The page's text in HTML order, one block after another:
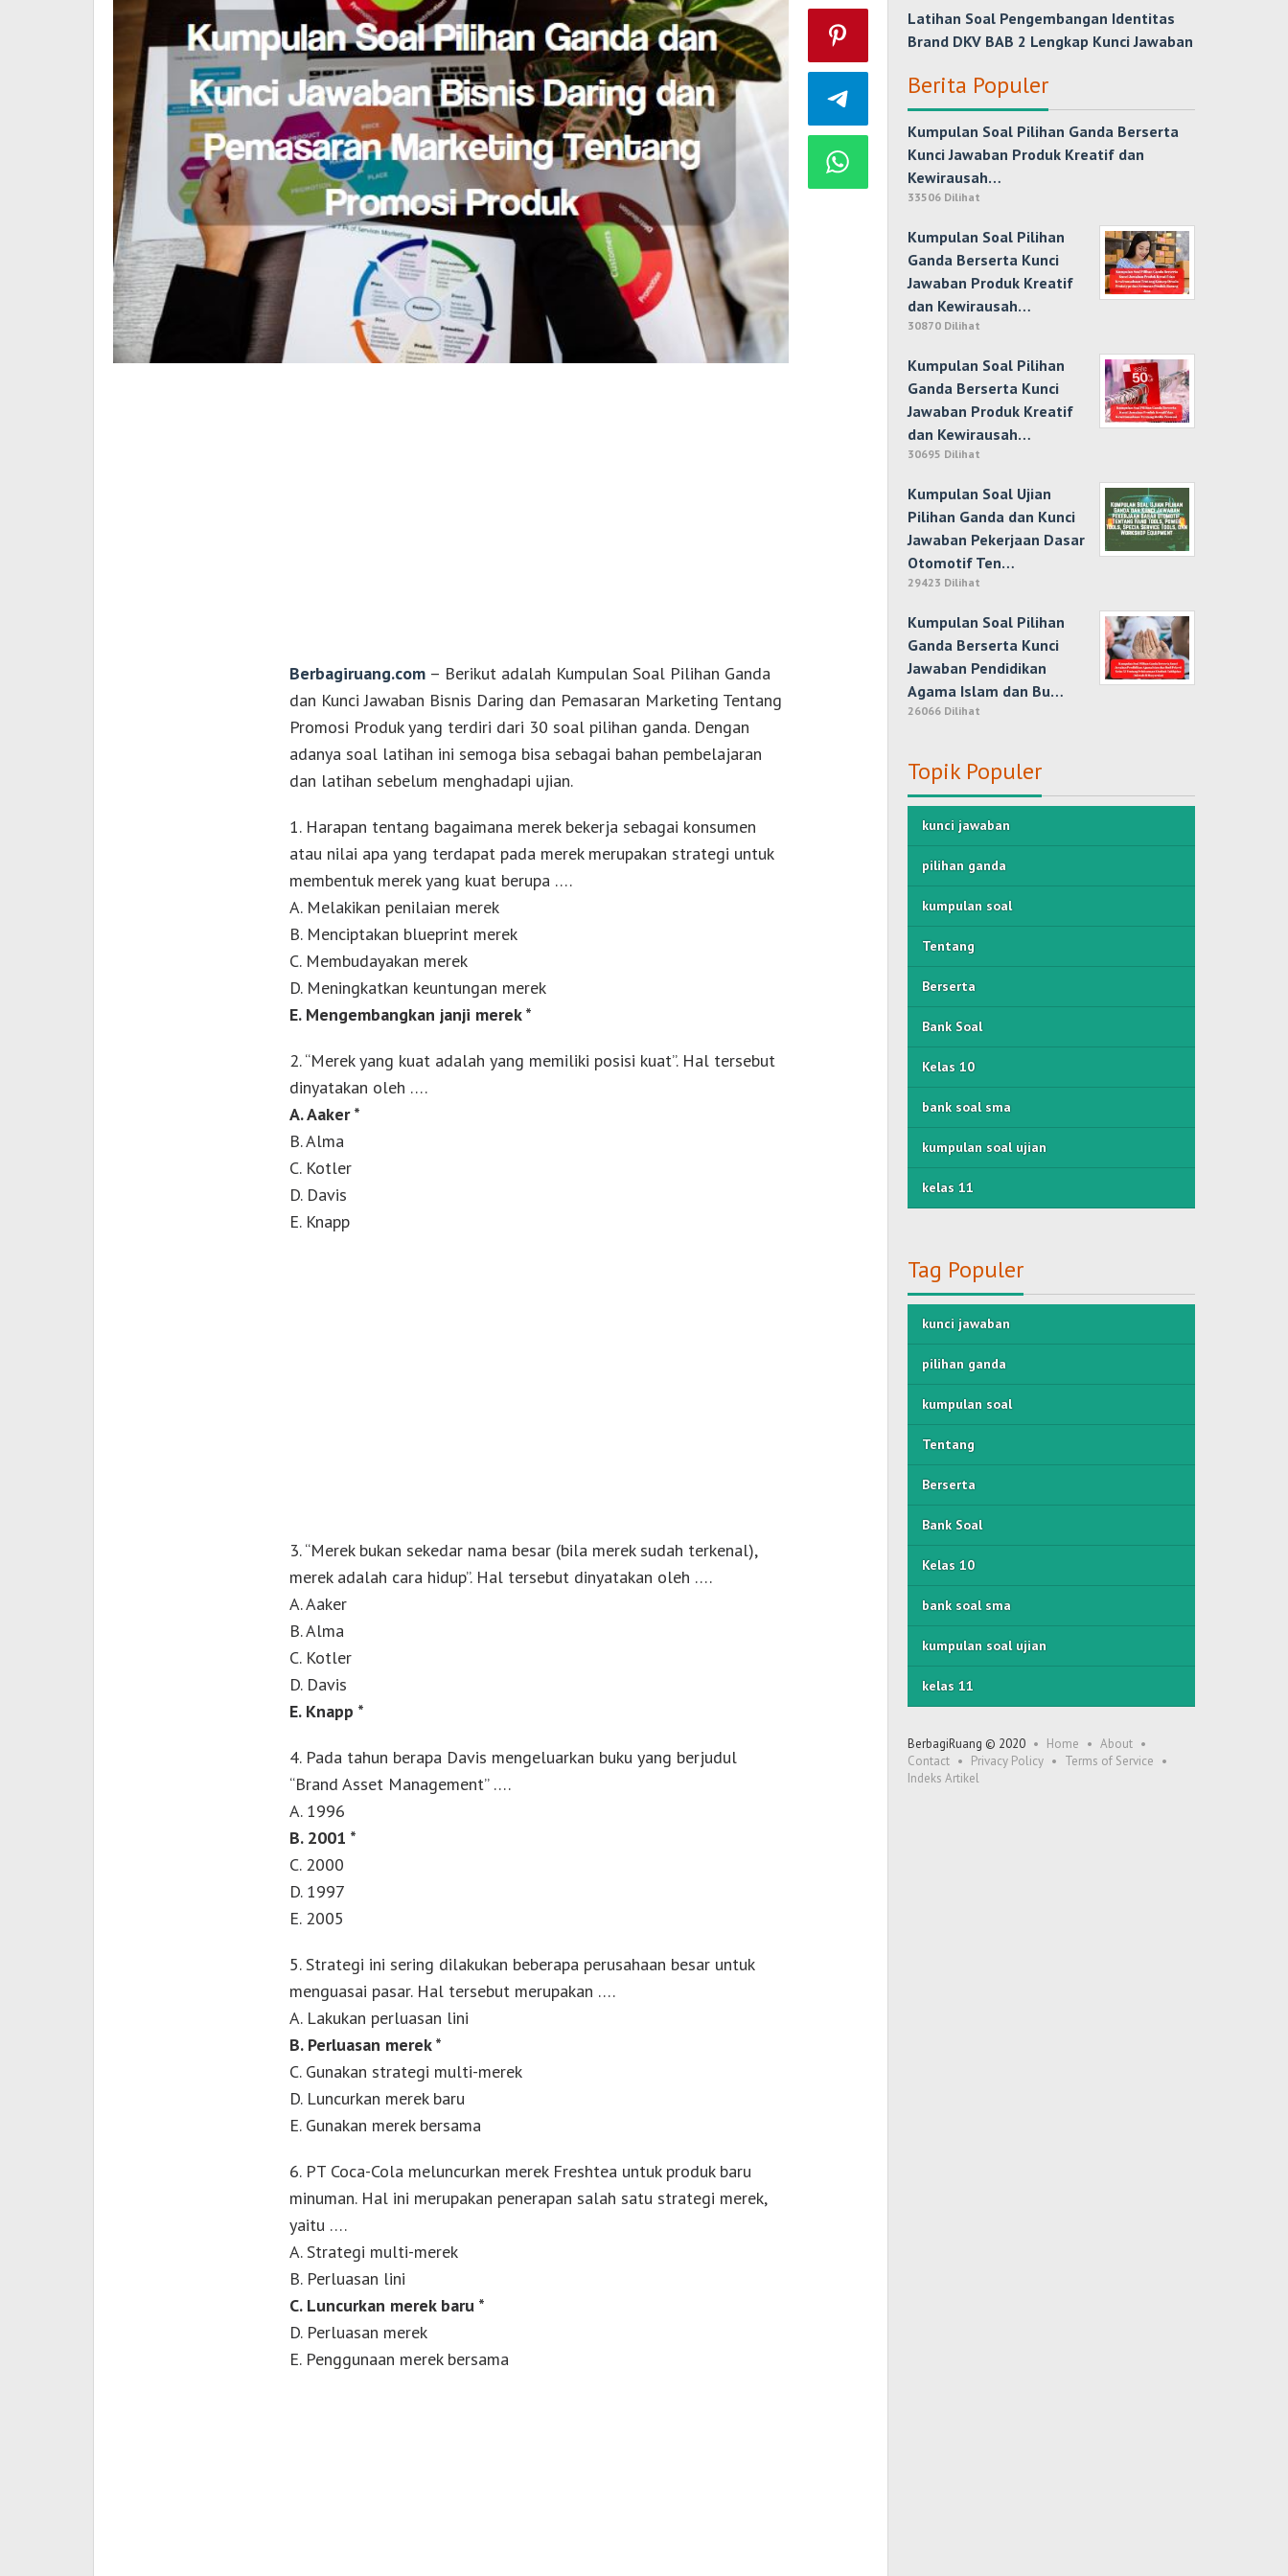
Berbagiruang.com– Berikut adalah Kumpulan Soal Pilihan Ganda
dan Kunci Jawaban Bisnis Daring dan Pemasaran Marketing Tentang
Promosi Produk yang terdiri dari 30 soal pilihan ganda. Dengan
adanya soal latihan ini semoga bisa sebagai bahan pembelajaran
dan latihan sebelum menghadapi ujian.
1. Harapan tentang bagaimana merek bekerja sebagai konsumen
atau nilai apa yang terdapat pada merek merupakan strategi untuk
membentuk merek yang kuat berupa ….
A. Melakikan penilaian merek
B. Menciptakan blueprint merek
C. Membudayakan merek
D. Meningkatkan keuntungan merek
E. Mengembangkan janji merek *
2. “Merek yang kuat adalah yang memiliki posisi kuat”. Hal tersebut
dinyatakan oleh ….
A. Aaker *
B. Alma
C. Kotler
D. Davis
E. Knapp
3. “Merek bukan sekedar nama besar (bila merek sudah terkenal),
merek adalah cara hidup”. Hal tersebut dinyatakan oleh ….
A. Aaker
B. Alma
C. Kotler
D. Davis
E. Knapp *
4. Pada tahun berapa Davis mengeluarkan buku yang berjudul
“Brand Asset Management” ….
A. 1996
B. 2001 *
C. 2000
D. 1997
E. 2005
5. Strategi ini sering dilakukan beberapa perusahaan besar untuk
menguasai pasar. Hal tersebut merupakan ….
A. Lakukan perluasan lini
B. Perluasan merek *
C. Gunakan strategi multi-merek
D. Luncurkan merek baru
E. Gunakan merek bersama
6. PT Coca-Cola meluncurkan merek Freshtea untuk produk baru
minuman. Hal ini merupakan penerapan salah satu strategi merek,
yaitu ….
A. Strategi multi-merek
B. Perluasan lini
C. Luncurkan merek baru *
D. Perluasan merek
E. Penggunaan merek bersama
Latihan Soal Pengembangan Identitas
Brand DKV BAB 2 Lengkap Kunci Jawaban
Berita Populer
Kumpulan Soal Pilihan Ganda Berserta
Kunci Jawaban Produk Kreatif dan
Kewirausah…
33506 Dilihat
Kumpulan Soal Pilihan
Ganda Berserta Kunci
Jawaban Produk Kreatif
dan Kewirausah…
30870 Dilihat
Kumpulan Soal Pilihan
Ganda Berserta Kunci
Jawaban Produk Kreatif
dan Kewirausah…
30695 Dilihat
Kumpulan Soal Ujian
Pilihan Ganda dan Kunci
Jawaban Pekerjaan Dasar
Otomotif Ten…
29423 Dilihat
Kumpulan Soal Pilihan
Ganda Berserta Kunci
Jawaban Pendidikan
Agama Islam dan Bu…
26066 Dilihat
Topik Populer
kunci jawaban
pilihan ganda
kumpulan soal
Tentang
Berserta
Bank Soal
Kelas 10
bank soal sma
kumpulan soal ujian
kelas 11
Tag Populer
kunci jawaban
pilihan ganda
kumpulan soal
Tentang
Berserta
Bank Soal
Kelas 10
bank soal sma
kumpulan soal ujian
kelas 11
BerbagiRuang © 2020 Home
About
Contact
Privacy Policy
Terms of Service
Indeks Artikel